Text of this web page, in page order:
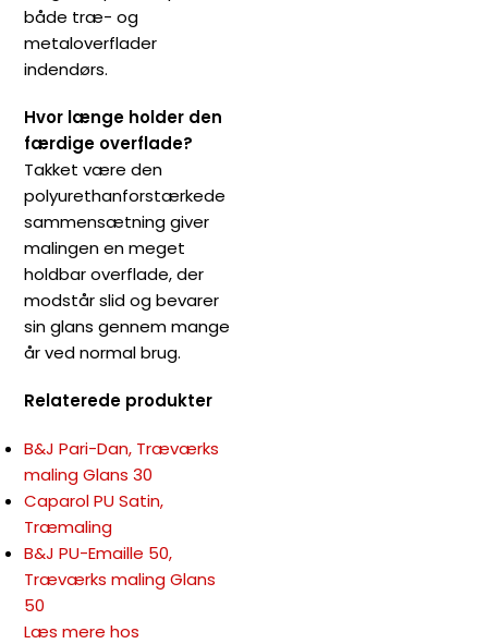
både træ- og
metaloverflader
indendørs.
Hvor længe holder den
færdige overflade?
Takket være den
polyurethanforstærkede
sammensætning giver
malingen en meget
holdbar overflade, der
modstår slid og bevarer
sin glans gennem mange
år ved normal brug.
Relaterede produkter
B&J Pari-Dan, Træværks
maling Glans 30
Caparol PU Satin,
Træmaling
B&J PU-Emaille 50,
Træværks maling Glans
50
Læs mere hos